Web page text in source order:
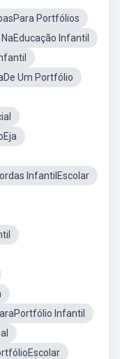
Portfólios
Infantil
Um Portfólio
InfantilEscolar
Infantil